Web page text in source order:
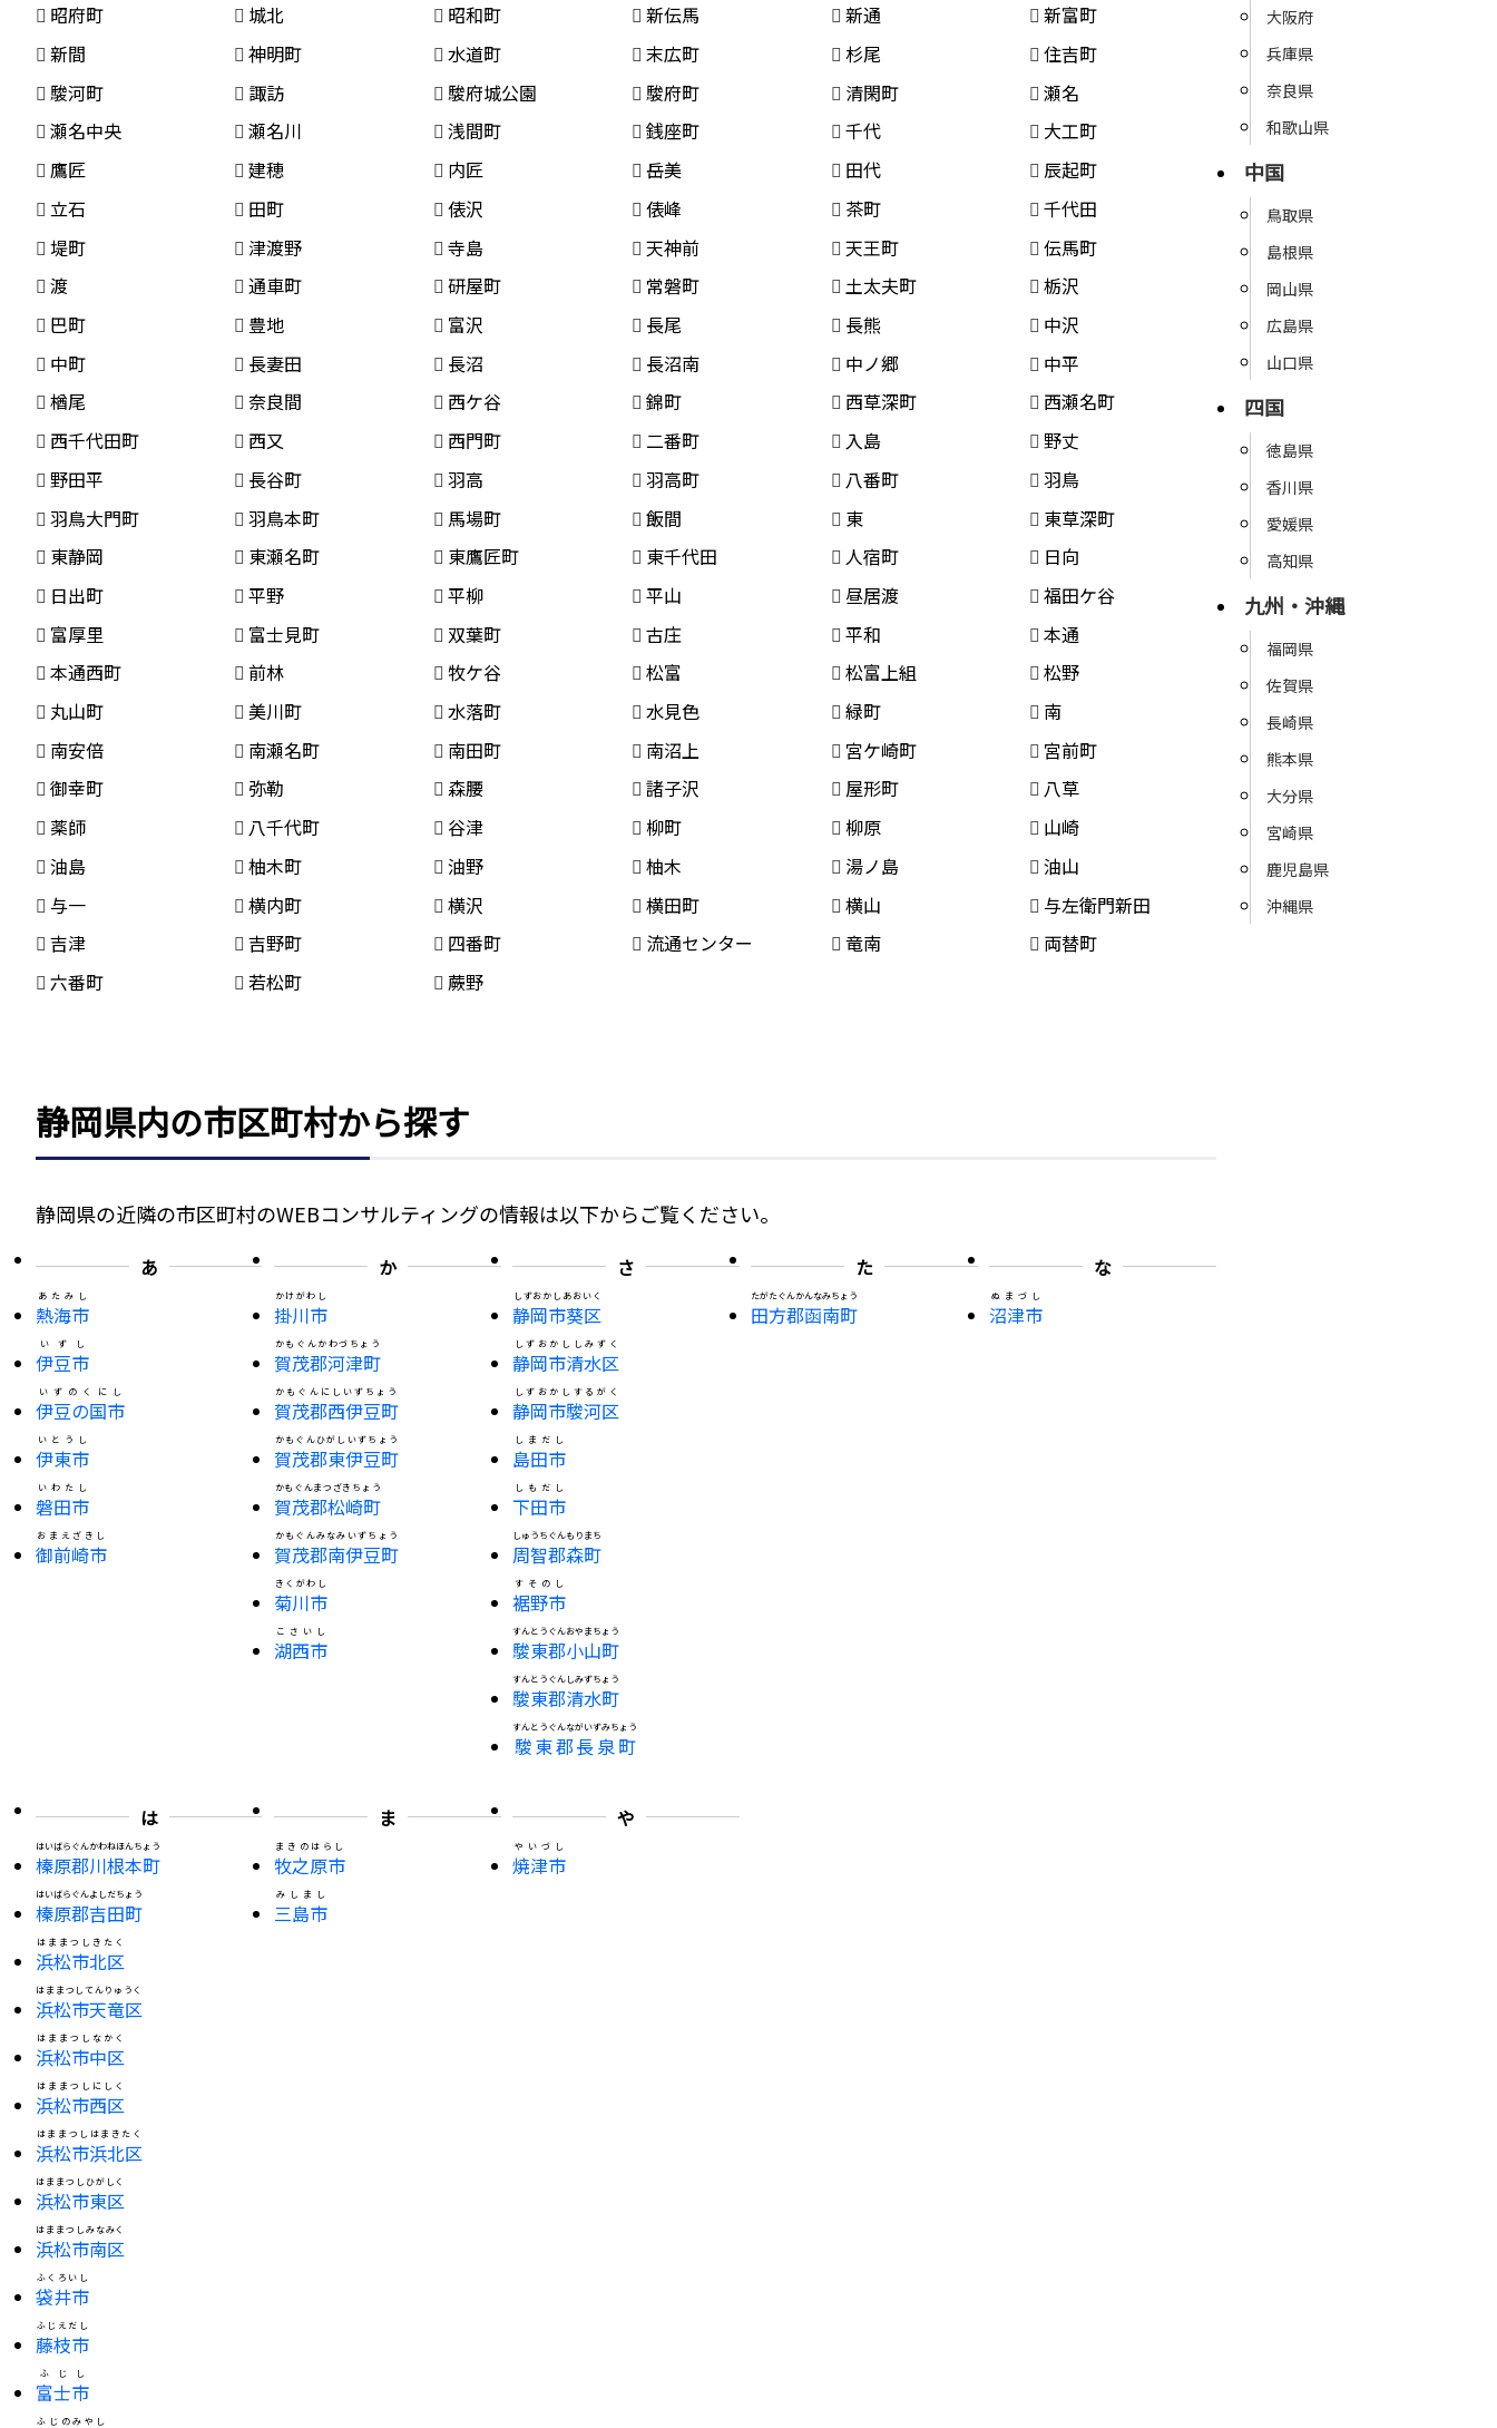
昭府町
城北 昭和町 新伝馬 新通
新富町
新間
神明町 水道町 末広町 杉尾
住吉町
駿河町
諏訪 駿府城公園 駿府町 清閑町
瀬名
瀬名中央
瀬名川 浅間町 銭座町 千代
大工町
鷹匠
建穂 内匠 岳美 田代
辰起町
立石
田町 俵沢 俵峰 茶町
千代田
堤町
津渡野 寺島 天神前 天王町
伝馬町
渡
通車町 研屋町 常磐町 土太夫町
栃沢
巴町
豊地 富沢 長尾 長熊
中沢
中町
長妻田 長沼 長沼南 中ノ郷
中平
楢尾
奈良間 西ケ谷 錦町 西草深町
西瀬名町
西千代田町
西又 西門町 二番町 入島
野丈
野田平
長谷町 羽高 羽高町 八番町
羽鳥
羽鳥大門町
羽鳥本町 馬場町 飯間 東
東草深町
東静岡
東瀬名町 東鷹匠町 東千代田 人宿町
日向
日出町
平野 平柳 平山 昼居渡
福田ケ谷
富厚里
富士見町 双葉町 古庄 平和
本通
本通西町
前林 牧ケ谷 松富 松富上組
松野
丸山町
美川町 水落町 水見色 緑町
南
南安倍
南瀬名町 南田町 南沼上 宮ケ崎町
宮前町
御幸町
弥勒 森腰 諸子沢 屋形町
八草
薬師
八千代町 谷津 柳町 柳原
山崎
油島
柚木町 油野 柚木 湯ノ島
油山
与一
横内町 横沢 横田町 横山
与左衛門新田
吉津
吉野町 四番町 流通センター 竜南
両替町
六番町
若松町 蕨野
静岡県内の市区町村から探す
静岡県の近隣の市区町村のWEBコンサルティングの情報は以下からご覧ください。
あ
熱海市
あたみし
伊豆市
いずし
伊豆の国市
いずのくにし
伊東市
いとうし
磐田市
いわたし
御前崎市
おまえざきし
か
掛川市
かけがわし
賀茂郡河津町
かもぐんかわづちょう
賀茂郡西伊豆町
かもぐんにしいずちょう
賀茂郡東伊豆町
かもぐんひがしいずちょう
賀茂郡松崎町
かもぐんまつざきちょう
賀茂郡南伊豆町
かもぐんみなみいずちょう
菊川市
きくがわし
湖西市
こさいし
さ
静岡市葵区
しずおかしあおいく
静岡市清水区
しずおかししみずく
静岡市駿河区
しずおかしするがく
島田市
しまだし
下田市
しもだし
周智郡森町
しゅうちぐんもりまち
裾野市
すそのし
駿東郡小山町
すんとうぐんおやまちょう
駿東郡清水町
すんとうぐんしみずちょう
駿東郡長泉町
すんとうぐんながいずみちょう
た
田方郡函南町
たがたぐんかんなみちょう
な
沼津市
ぬまづし
は
榛原郡川根本町
はいばらぐんかわねほんちょう
榛原郡吉田町
はいばらぐんよしだちょう
浜松市北区
はままつしきたく
浜松市天竜区
はままつしてんりゅうく
浜松市中区
はままつしなかく
浜松市西区
はままつしにしく
浜松市浜北区
はままつしはまきたく
浜松市東区
はままつしひがしく
浜松市南区
はままつしみなみく
袋井市
ふくろいし
藤枝市
ふじえだし
富士市
ふじし
ふじのみやし
ま
牧之原市
まきのはらし
三島市
みしまし
や
焼津市
やいづし
大阪府
兵庫県
奈良県
和歌山県
中国
鳥取県
島根県
岡山県
広島県
山口県
四国
徳島県
香川県
愛媛県
高知県
九州・沖縄
福岡県
佐賀県
長崎県
熊本県
大分県
宮崎県
鹿児島県
沖縄県